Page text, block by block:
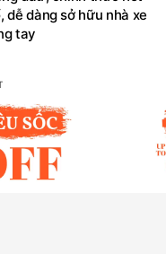
dễ dàng sở hữu nhà xe
tay